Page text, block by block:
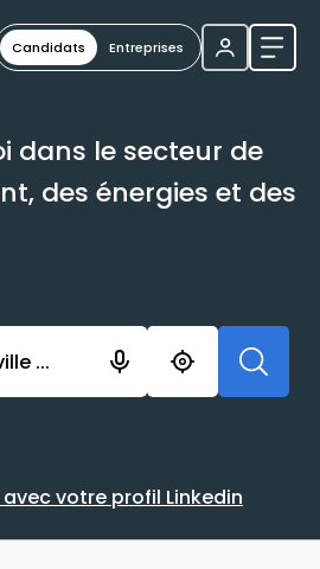
Candidats Entreprises
dans le secteur de
des énergies et des
lancer l’enregistrement.
Rechercher avec votre
votre profil Linkedin